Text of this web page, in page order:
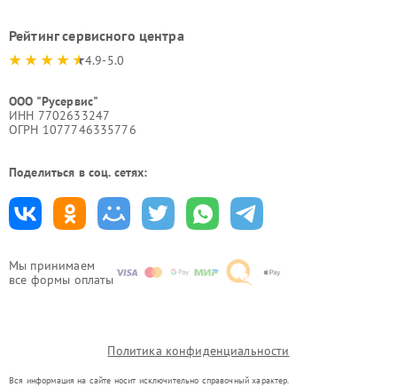
Мы принимаем
все формы оплаты
Рейтинг сервисного центра
4.9-5.0
ООО "Русервис"
ИНН 7702633247
ОГРН 1077746335776
Поделиться в соц. сетях:
Политика конфиденциальности
Вся информация на сайте носит исключительно справочный характер.